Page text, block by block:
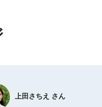
上田さちえ さん